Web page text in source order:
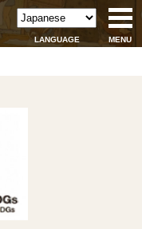
LANGUAGE MENU